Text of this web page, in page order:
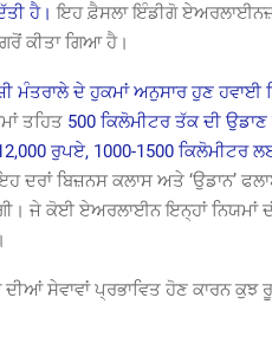
ਹੈ। ਇਹ ਫ਼ੈਸਲਾ ਇੰਡੀਗੋ
ਕੀਤਾ ਗਿਆ ਹੈ।
ਮੰਤਰਾਲੇ ਦੇ ਹੁਕਮਾਂ ਅਨੁਸਾਰ ਹੁਣ
ਤਹਿਤ 500 ਕਿਲੋਮੀਟਰ ਤੱਕ ਦੀ
ਰੁਪਏ, 1000-1500
ਦਰਾਂ ਬਿਜ਼ਨਸ ਕਲਾਸ ਅਤੇ ‘ਉਡਾਨ’
ਜੇ ਕੋਈ ਏਅਰਲਾਈਨ ਇਨ੍ਹਾਂ ਨਿਯਮਾਂ
ਸੇਵਾਵਾਂ ਪ੍ਰਭਾਵਿਤ ਹੋਣ ਕਾਰਨ